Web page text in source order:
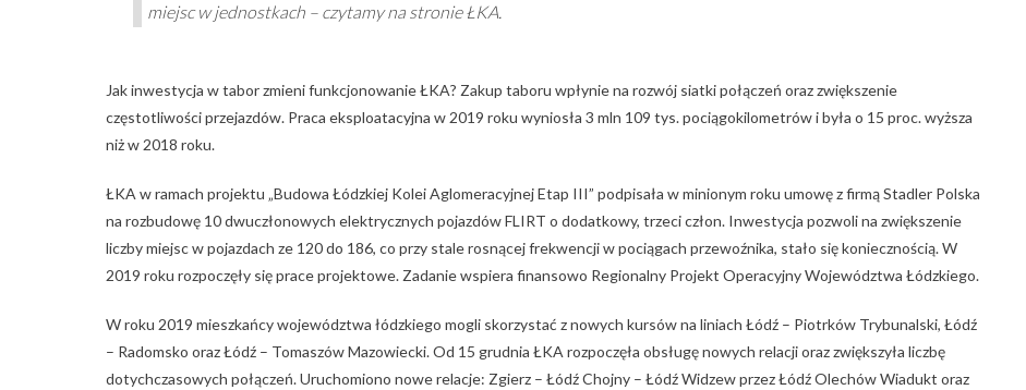
miejsc w jednostkach – czytamy na stronie ŁKA.
Jak inwestycja w tabor zmieni funkcjonowanie ŁKA? Zakup taboru wpłynie na rozwój siatki połączeń oraz zwiększenie
częstotliwości przejazdów. Praca eksploatacyjna w 2019 roku wyniosła 3 mln 109 tys. pociągokilometrów i była o 15 proc. wyższa
niż w 2018 roku.
ŁKA w ramach projektu „Budowa Łódzkiej Kolei Aglomeracyjnej Etap III” podpisała w minionym roku umowę z firmą Stadler Polska
na rozbudowę 10 dwuczłonowych elektrycznych pojazdów FLIRT o dodatkowy, trzeci człon. Inwestycja pozwoli na zwiększenie
liczby miejsc w pojazdach ze 120 do 186, co przy stale rosnącej frekwencji w pociągach przewoźnika, stało się koniecznością. W
2019 roku rozpoczęły się prace projektowe. Zadanie wspiera finansowo Regionalny Projekt Operacyjny Województwa Łódzkiego.
W roku 2019 mieszkańcy województwa łódzkiego mogli skorzystać z nowych kursów na liniach Łódź – Piotrków Trybunalski, Łódź
– Radomsko oraz Łódź – Tomaszów Mazowiecki. Od 15 grudnia ŁKA rozpoczęła obsługę nowych relacji oraz zwiększyła liczbę
dotychczasowych połączeń. Uruchomiono nowe relacje: Zgierz – Łódź Chojny – Łódź Widzew przez Łódź Olechów Wiadukt oraz